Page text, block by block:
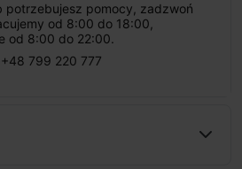
potrzebujesz pomocy, zadzwoń
od 8:00 do 18:00,
od 8:00 do 22:00.
+48 799 220 777